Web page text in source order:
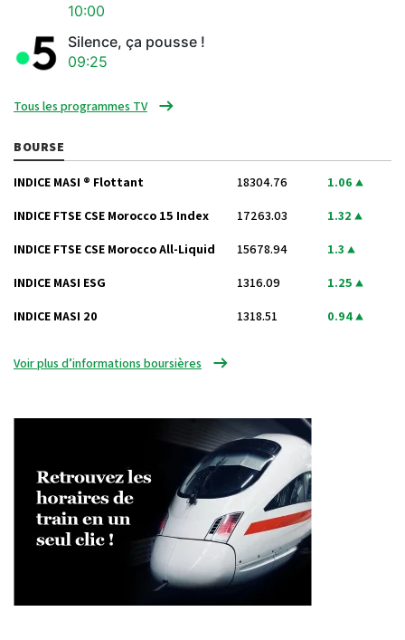
10:00
Silence, ça pousse !
09:25
Tous les programmes TV
BOURSE
INDICE MASI ® Flottant 18304.76 1.06
INDICE FTSE CSE Morocco 15 Index 17263.03 1.32
INDICE FTSE CSE Morocco All-Liquid 15678.94 1.3
INDICE MASI ESG 1316.09 1.25
INDICE MASI 20 1318.51 0.94
Voir plus d’informations boursières